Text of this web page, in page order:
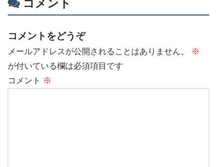
コメント
コメントをどうぞ
メールアドレスが公開されることはありません。
※
が付いている欄は必須項目です
コメント ※